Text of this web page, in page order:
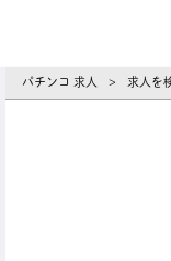
パチンコ 求人 > 求人を